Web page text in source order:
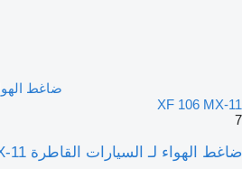
XF 106 MX-11
7
ضاغط الهواء لـ السيارات القاطرة DAF XF 106 MX-11